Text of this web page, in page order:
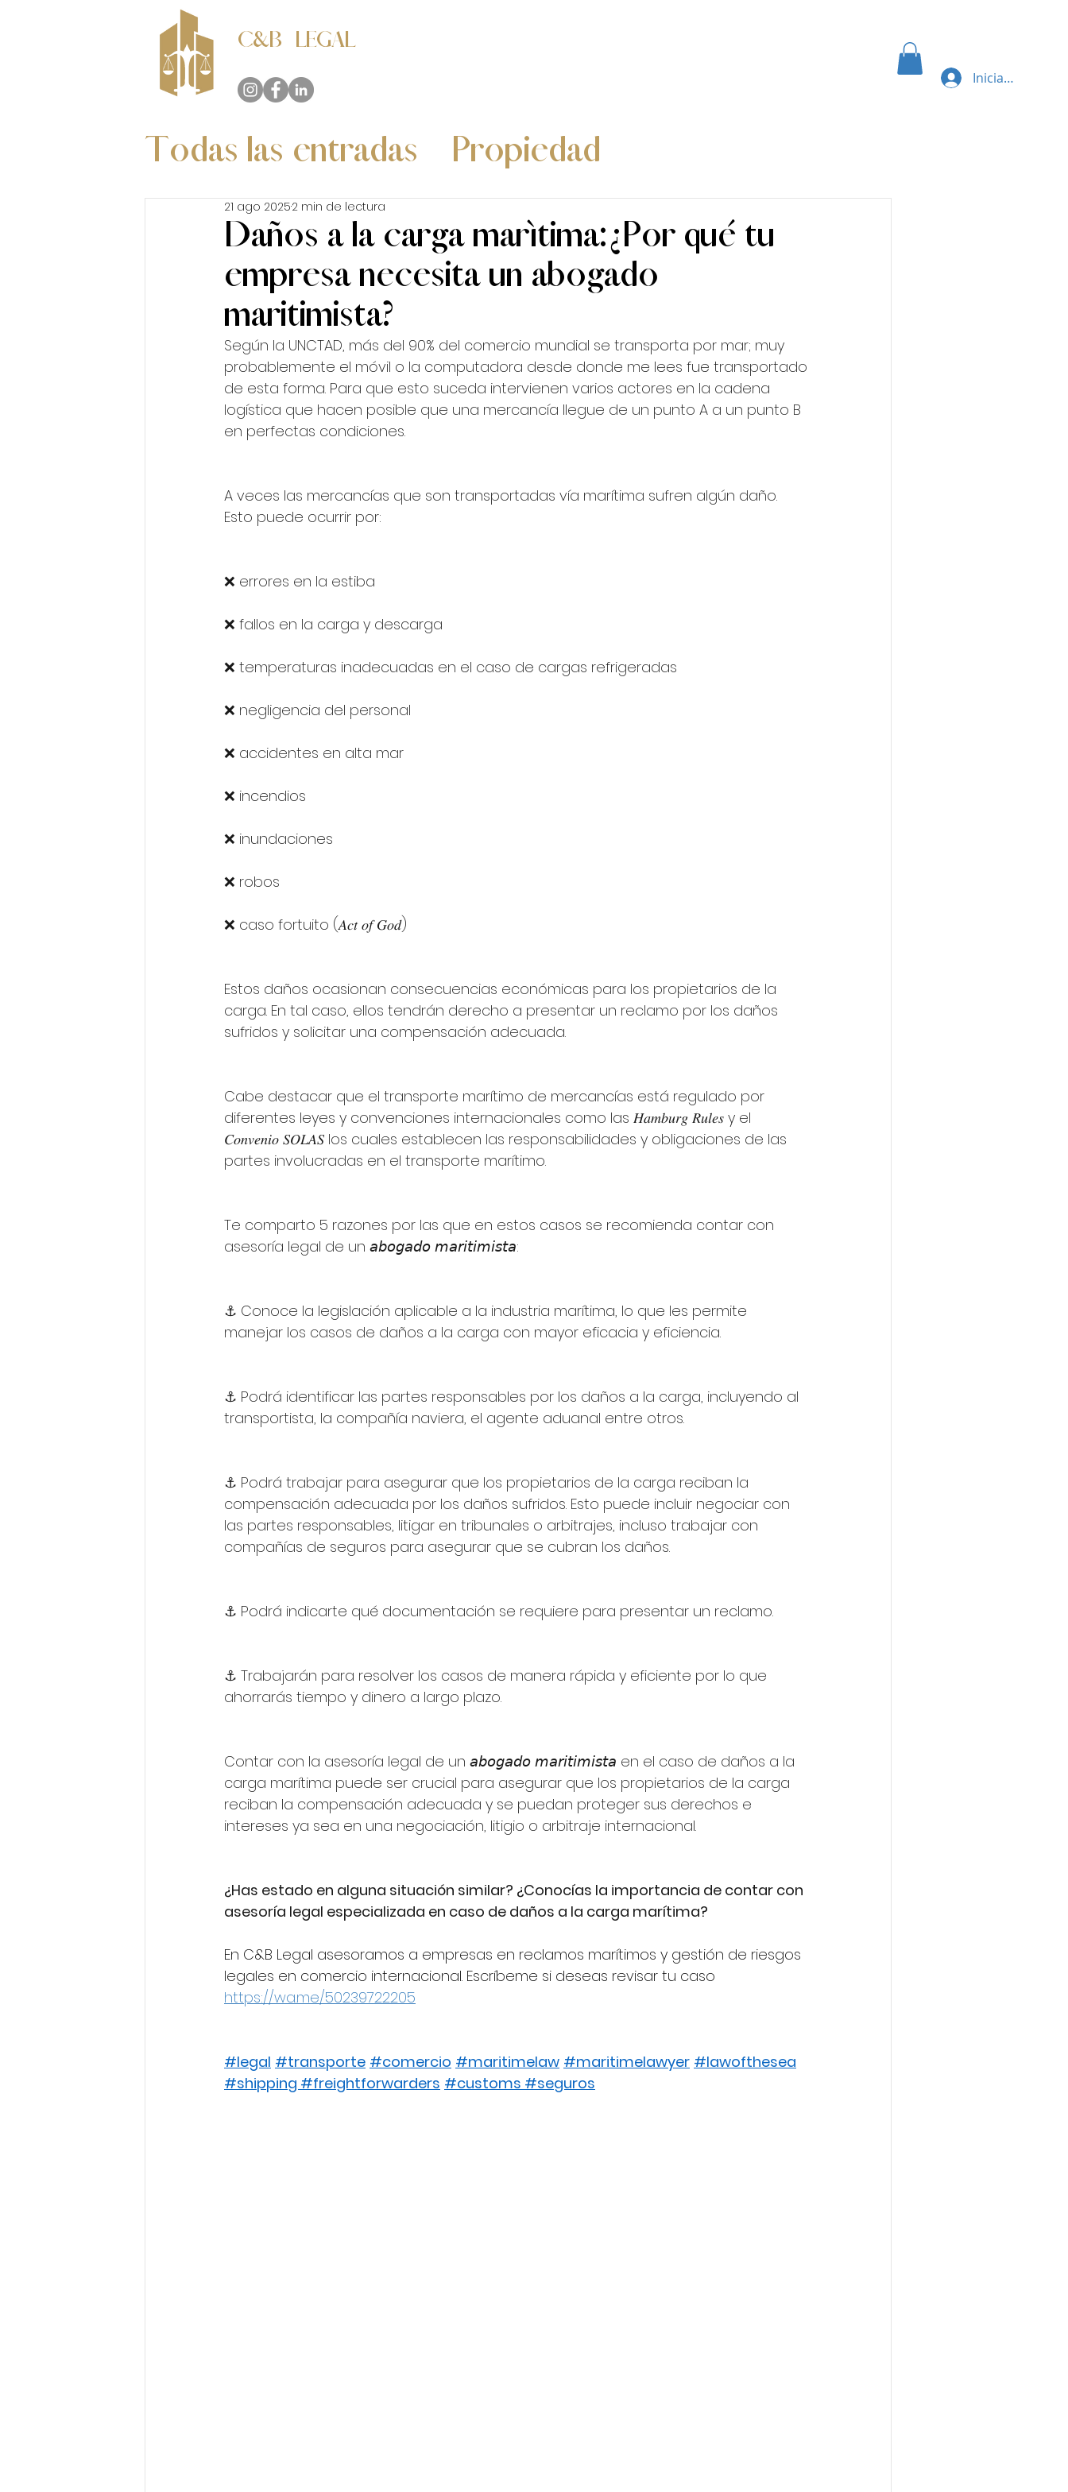
C&B LEGAL BLOG
Iniciar sesión
Todas las entradas
Propiedad
Marítimo y Comercio Exterior
Corporativo
Daños a la carga marítima: ¿Por qué tu
empresa necesita un abogado
maritimista?
21 ago 20252 min de lectura
Según la UNCTAD, más del 90% del comercio mundial se transporta por mar; muy
probablemente el móvil o la computadora desde donde me lees fue transportado
de esta forma. Para que esto suceda intervienen varios actores en la cadena
logística que hacen posible que una mercancía llegue de un punto A a un punto B
en perfectas condiciones.
A veces las mercancías que son transportadas vía marítima sufren algún daño.
Esto puede ocurrir por:
❌ errores en la estiba
❌ fallos en la carga y descarga
❌ temperaturas inadecuadas en el caso de cargas refrigeradas
❌ negligencia del personal
❌ accidentes en alta mar
❌ incendios
❌ inundaciones
❌ robos
❌ caso fortuito (𝐴𝑐𝑡 𝑜𝑓 𝐺𝑜𝑑)
Estos daños ocasionan consecuencias económicas para los propietarios de la
carga. En tal caso, ellos tendrán derecho a presentar un reclamo por los daños
sufridos y solicitar una compensación adecuada.
Cabe destacar que el transporte marítimo de mercancías está regulado por
diferentes leyes y convenciones internacionales como las 𝐻𝑎𝑚𝑏𝑢𝑟𝑔 𝑅𝑢𝑙𝑒𝑠 y el
𝐶𝑜𝑛𝑣𝑒𝑛𝑖𝑜 𝑆𝑂𝐿𝐴𝑆 los cuales establecen las responsabilidades y obligaciones de las
partes involucradas en el transporte marítimo.
Te comparto 5 razones por las que en estos casos se recomienda contar con
asesoría legal de un 𝘢𝘣𝘰𝘨𝘢𝘥𝘰 𝘮𝘢𝘳𝘪𝘵𝘪𝘮𝘪𝘴𝘵𝘢:
⚓ Conoce la legislación aplicable a la industria marítima, lo que les permite
manejar los casos de daños a la carga con mayor eficacia y eficiencia.
⚓ Podrá identificar las partes responsables por los daños a la carga, incluyendo al
transportista, la compañía naviera, el agente aduanal entre otros.
⚓ Podrá trabajar para asegurar que los propietarios de la carga reciban la
compensación adecuada por los daños sufridos. Esto puede incluir negociar con
las partes responsables, litigar en tribunales o arbitrajes, incluso trabajar con
compañías de seguros para asegurar que se cubran los daños.
⚓ Podrá indicarte qué documentación se requiere para presentar un reclamo.
⚓ Trabajarán para resolver los casos de manera rápida y eficiente por lo que
ahorrarás tiempo y dinero a largo plazo.
Contar con la asesoría legal de un 𝘢𝘣𝘰𝘨𝘢𝘥𝘰 𝘮𝘢𝘳𝘪𝘵𝘪𝘮𝘪𝘴𝘵𝘢 en el caso de daños a la
carga marítima puede ser crucial para asegurar que los propietarios de la carga
reciban la compensación adecuada y se puedan proteger sus derechos e
intereses ya sea en una negociación, litigio o arbitraje internacional.
¿Has estado en alguna situación similar? ¿Conocías la importancia de contar con
asesoría legal especializada en caso de daños a la carga marítima?
En C&B Legal asesoramos a empresas en reclamos marítimos y gestión de riesgos
legales en comercio internacional. Escríbeme si deseas revisar tu caso
https://wa.me/50239722205
#legal #transporte #comercio #maritimelaw #maritimelawyer #lawofthesea
#shipping #freightforwarders #customs #seguros